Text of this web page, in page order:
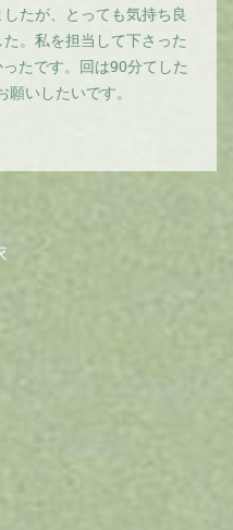
たが、とっても気持ち良
。私を担当して下さった
たです。回は90分てした
いしたいです。